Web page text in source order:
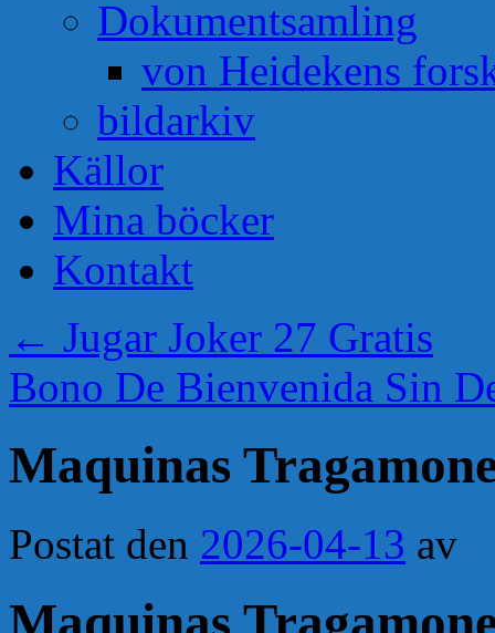
Dokumentsamling
von Heidekens
bildarkiv
Källor
Mina böcker
Kontakt
← Jugar Joker 27 Gratis
Bono De Bienvenida Sin
Maquinas
Postat den 2026-04-13 av